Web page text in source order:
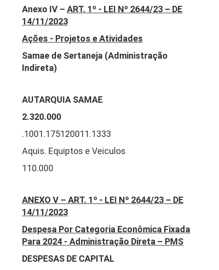
Anexo IV – ART. 1º - LEI Nº 2644/23 – DE
14/11/2023
Ações - Projetos e Atividades
Samae de Sertaneja (Administração
Indireta)
AUTARQUIA SAMAE
2.320.000
.1001.175120011.1333
Aquis. Equiptos e Veiculos
110.000
ANEXO V – ART. 1º - LEI Nº 2644/23 – DE
14/11/2023
Despesa Por Categoria Econômica Fixada
Para 2024 - Administração Direta – PMS
DESPESAS DE CAPITAL